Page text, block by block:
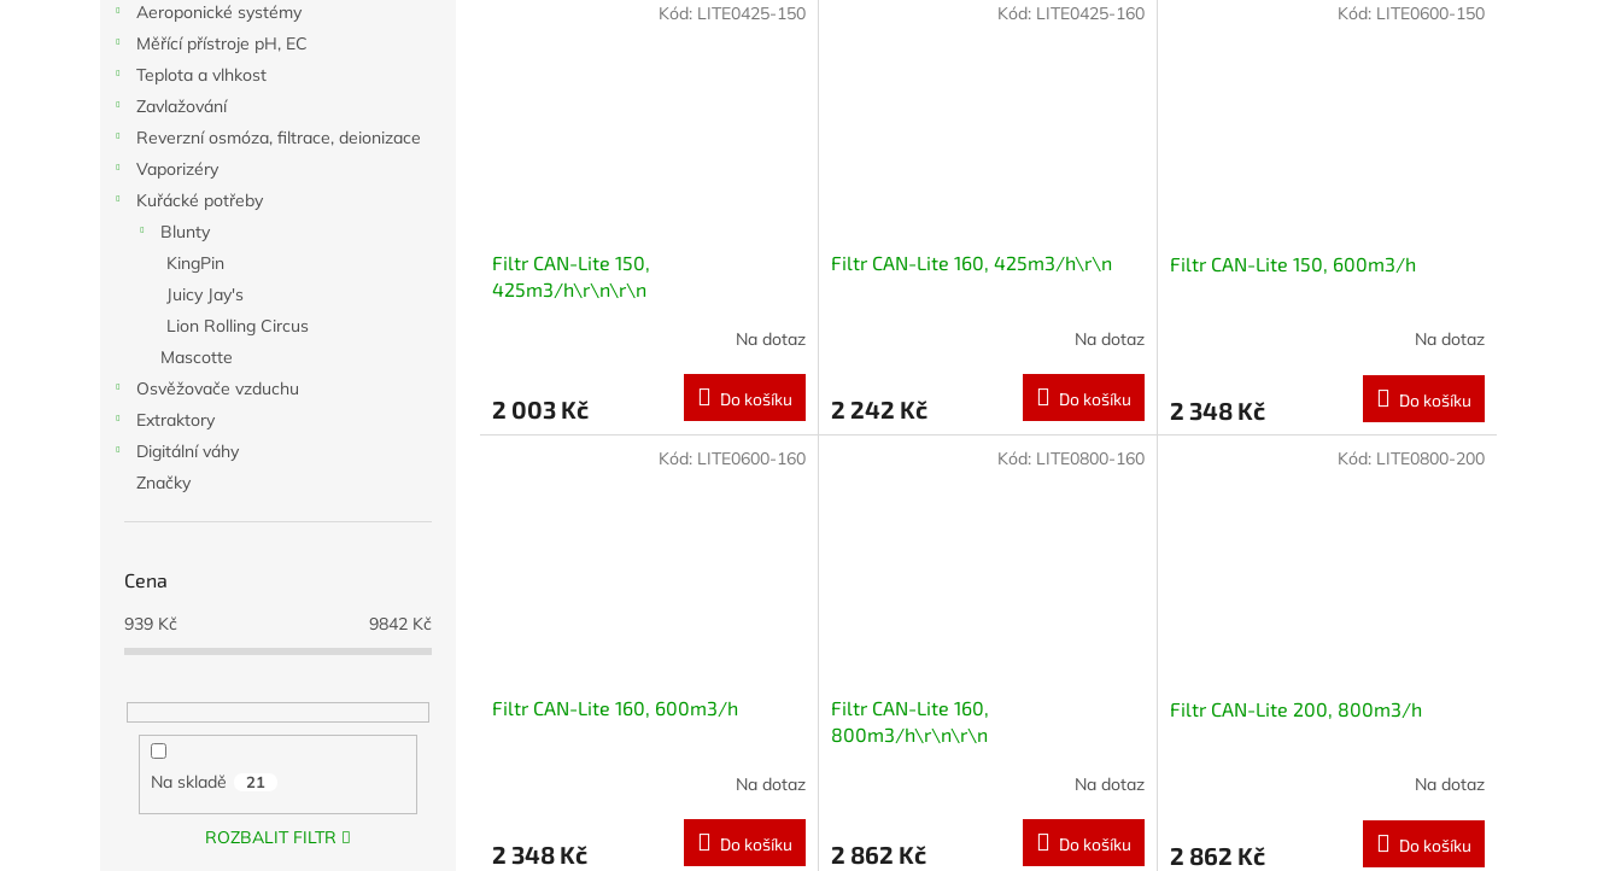
Aeroponické systémy
Měřící přístroje pH, EC
Teplota a vlhkost
Zavlažování
Reverzní osmóza, filtrace, deionizace
Vaporizéry
Kuřácké potřeby
Blunty
KingPin
Juicy Jay's
Lion Rolling Circus
Mascotte
Osvěžovače vzduchu
Extraktory
Digitální váhy
Značky
Cena
939 Kč 9842 Kč
Na skladě 21
ROZBALIT FILTR
Filtr CAN-Lite 150,
425m3/h\r\n\r\n
Na dotaz
2 003 Kč Do košíku
Kód: LITE0425-150
Filtr CAN-Lite 160, 425m3/h\r\n
Na dotaz
2 242 Kč Do košíku
Kód: LITE0425-160
Filtr CAN-Lite 150, 600m3/h
Na dotaz
2 348 Kč Do košíku
Kód: LITE0600-150
Filtr CAN-Lite 160, 600m3/h
Na dotaz
2 348 Kč Do košíku
Kód: LITE0600-160
Filtr CAN-Lite 160,
800m3/h\r\n\r\n
Na dotaz
2 862 Kč Do košíku
Kód: LITE0800-160
Filtr CAN-Lite 200, 800m3/h
Na dotaz
2 862 Kč Do košíku
Kód: LITE0800-200